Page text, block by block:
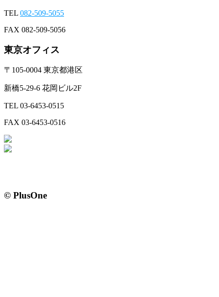
TEL 082-509-5055
FAX 082-509-5056
東京オフィス
〒105-0004 東京都港区
新橋5-29-6 花岡ビル2F
TEL 03-6453-0515
FAX 03-6453-0516
© PlusOne